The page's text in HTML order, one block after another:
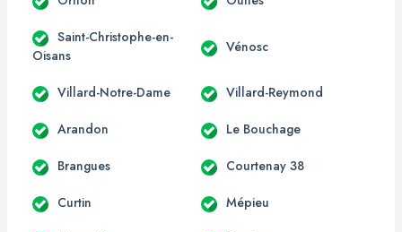
Saint-Christophe-en-
Oisans
Vénosc
Villard-Notre-Dame Villard-Reymond
Arandon Le Bouchage
Brangues Courtenay 38
Curtin Mépieu